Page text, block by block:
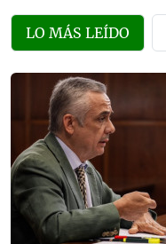
LO MÁS LEÍDO